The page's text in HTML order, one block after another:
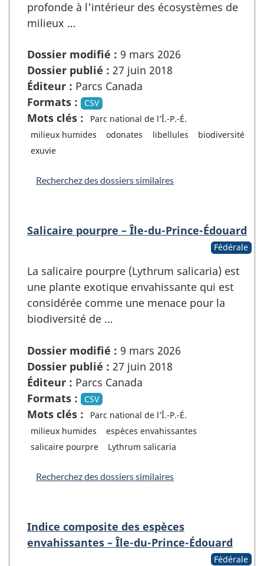
profonde à l'intérieur des écosystèmes de
milieux …
Dossier modifié : 9 mars 2026
Dossier publié : 27 juin 2018
Éditeur : Parcs Canada
Formats :
CSV
Mots clés :
Parc national de l’Î.-P.-É.
milieux humides
odonates libellules
biodiversité
exuvie
Recherchez des dossiers similaires
Salicaire pourpre – Île-du-Prince-Édouard
Fédérale
La salicaire pourpre (Lythrum salicaria) est
une plante exotique envahissante qui est
considérée comme une menace pour la
biodiversité de …
Dossier modifié : 9 mars 2026
Dossier publié : 27 juin 2018
Éditeur : Parcs Canada
Formats :
CSV
Mots clés :
Parc national de l’Î.-P.-É.
milieux humides
espèces envahissantes
salicaire pourpre
Lythrum salicaria
Recherchez des dossiers similaires
Indice composite des espèces
envahissantes – Île-du-Prince-Édouard
Fédérale